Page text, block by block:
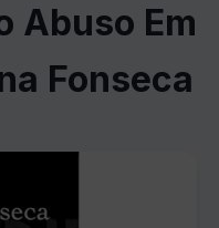
Abuso Em
Fonseca